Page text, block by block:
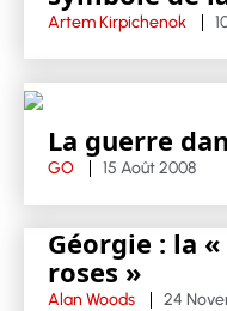
Artem Kirpichenok
La guerre
GO 15 Août 2008
Géorgie : la
roses »
Alan Woods 24